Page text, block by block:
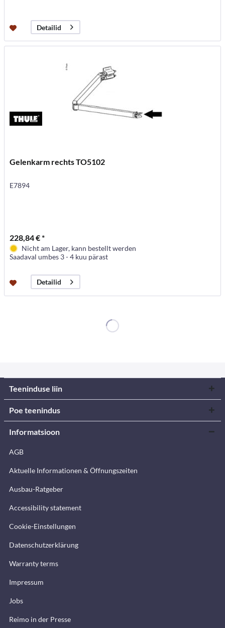
Detailid
Gelenkarm rechts TO5102
E7894
228,84 € *
Nicht am Lager, kann bestellt werden
Saadaval umbes 3 - 4 kuu pärast
Detailid
Teeninduse liin
Poe teenindus
Informatsioon
AGB
Aktuelle Informationen & Öffnungszeiten
Ausbau-Ratgeber
Accessibility statement
Cookie-Einstellungen
Datenschutzerklärung
Warranty terms
Impressum
Jobs
Reimo in der Presse